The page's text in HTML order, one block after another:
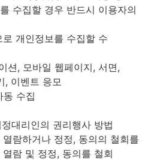
수집할 경우 반드시 이용자의
개인정보를 수집할 수
션, 모바일 웹페이지, 서면,
, 이벤트 응모
수집
대리인의 권리행사 방법
람하거나 정정, 동의의 철회를
람 및 정정, 동의를 철회